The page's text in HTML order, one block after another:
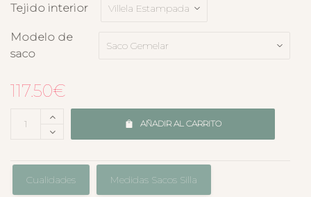
Tejido interior
Modelo de
saco
117.50€
AÑADIR AL CARRITO
Cualidades Medidas Sacos Silla